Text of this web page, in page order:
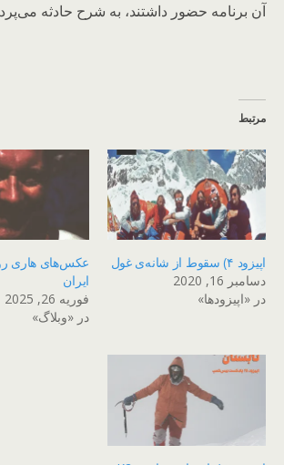
آن برنامه حضور داشتند، به شرح حادثه
مرتبط
اپیزود ۴) سقوط از شانه‌ی غول
دسامبر 16, 2020
در «اپیزودها»
عکس‌های هاری
ایران
فوریه 26, 2025
در «وبلاگ»